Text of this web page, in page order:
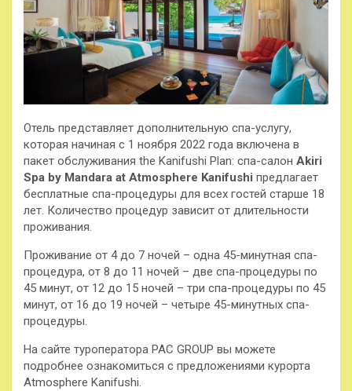
Отель представляет дополнительную спа-услугу,
которая начиная с 1 ноября 2022 года включена в
пакет обслуживания the Kanifushi Plan: спа-салон Akiri
Spa by Mandara at Atmosphere Kanifushi предлагает
бесплатные спа-процедуры для всех гостей старше 18
лет. Количество процедур зависит от длительности
проживания.
Проживание от 4 до 7 ночей – одна 45-минутная спа-
процедура, от 8 до 11 ночей – две спа-процедуры по
45 минут, от 12 до 15 ночей – три спа-процедуры по 45
минут, от 16 до 19 ночей – четыре 45-минутных спа-
процедуры.
На сайте туроператора PAC GROUP вы можете
подробнее ознакомиться с предложениями курорта
Atmosphere Kanifushi.